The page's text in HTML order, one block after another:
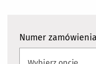
Numer zamówienia